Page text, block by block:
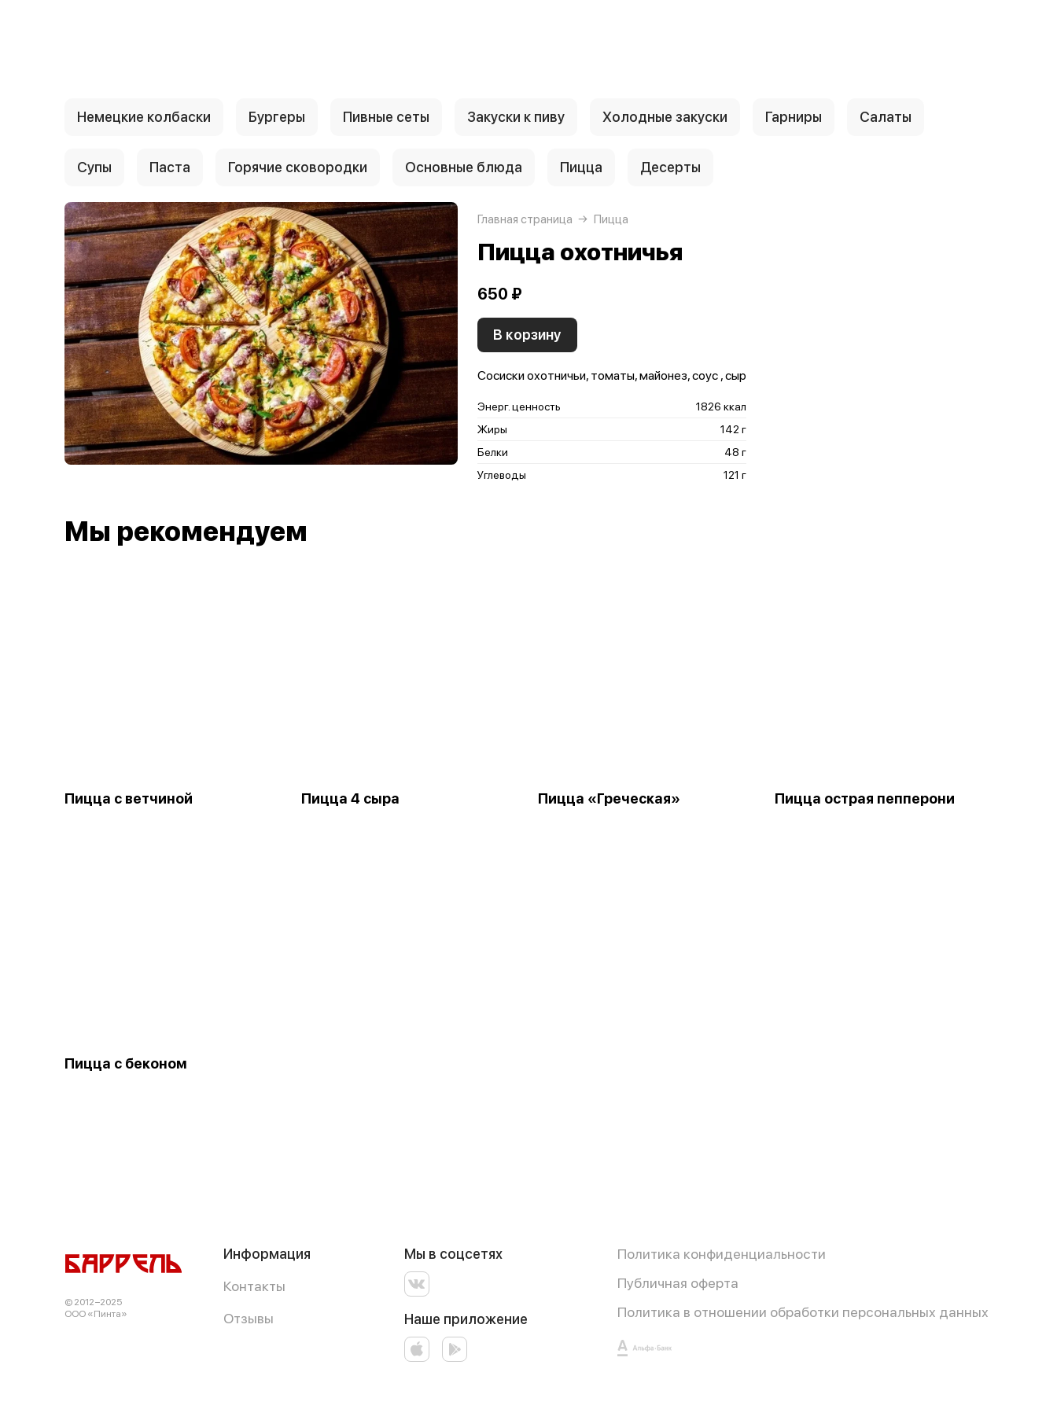
Немецкие колбаски Бургеры Пивные сеты Закуски к пиву Холодные закуски Гарниры Салаты
Супы Паста Горячие сковородки Основные блюда Пицца Десерты
Главная страница Пицца
Пицца охотничья
650 ₽
В корзину
Сосиски охотничьи, томаты, майонез, соус , сыр
Энерг. ценность
1826 ккал
Жиры
142 г
Белки
48 г
Углеводы
121 г
Мы рекомендуем
Пицца с ветчиной Пицца 4 сыра Пицца «Греческая» Пицца острая пепперони
Пицца с беконом
© 2012−2025
ООО «Пинта»
Информация
Контакты
Отзывы
Мы в соцсетях
Наше приложение
Политика конфиденциальности
Публичная оферта
Политика в отношении обработки персональных данных